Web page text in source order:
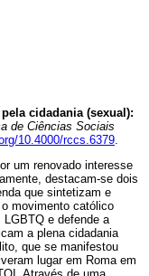
cidadania (sexual):
de Ciências Sociais
10.4000/rccs.6379.
um renovado interesse
destacam-se dois
que sintetizam e
movimento católico
e defende a
a plena cidadania
que se manifestou
lugar em Roma em